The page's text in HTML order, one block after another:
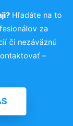
Hľadáte na to
za
či nezáväznú
–